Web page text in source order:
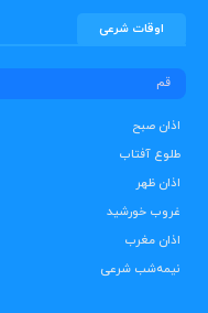
اوقات شرعی
اذان صبح
طلوع آفتاب
اذان ظهر
غروب خورشید
اذان مغرب
نیمه‌شب شرعی